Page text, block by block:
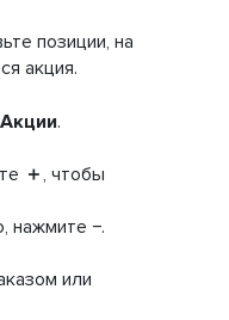
позиции, на
акция.
Акции.
＋, чтобы
нажмите −.
или